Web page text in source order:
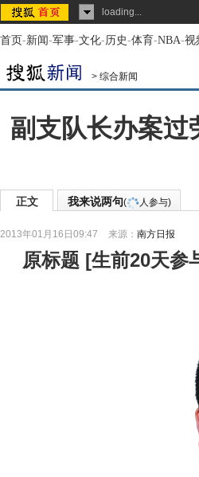
loading...
首页-新闻-军事-文化-历史-体育-NBA-视
> 综合新闻
副支队长办案过
正文 我来说两句( 人参与)
2013年01月16日09:47 来源： 南方日报
原标题 [生前20天参